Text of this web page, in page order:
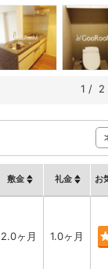
1 / 2
敷金 礼金 お
2.0ヶ月 1.0ヶ月